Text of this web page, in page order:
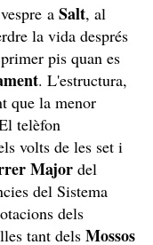
a Salt, al
la vida després
pis quan es
. L'estructura,
que la menor
telèfon
volts de les set i
Major del
del Sistema
dels
tant dels Mossos